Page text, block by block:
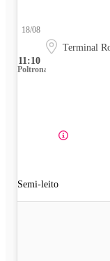
11:10
18/08
Terminal
Poltrona
Semi-leito